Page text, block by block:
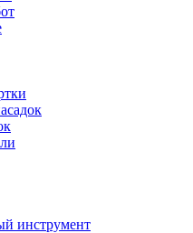
инструмент